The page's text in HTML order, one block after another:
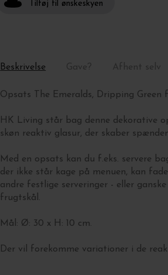
Tilføj til ønskeskyen
Beskrivelse
Opsats The Emeralds, Dripping Green
HK Living står bag denne dekorative
skøn reaktiv glasur, der skaber
Med en opsats kan du f.eks. servere
der ikke står kage på menuen, kan
andre festlige serveringer - eller
frugtskål.
Mål: Ø: 30 x H: 10 cm.
Der vil forekomme variationer i de